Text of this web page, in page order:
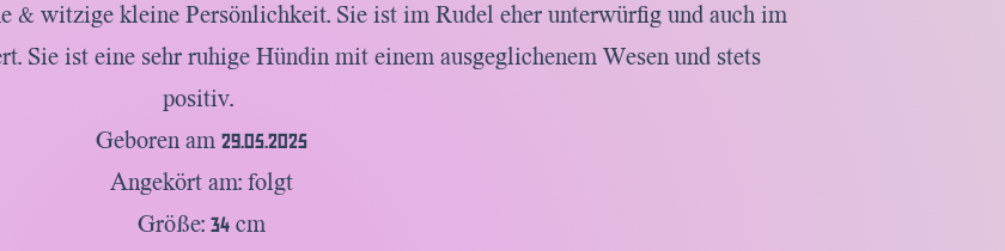
& witzige kleine Persönlichkeit. Sie ist im Rudel eher unterwürfig und auch im
Sie ist eine sehr ruhige Hündin mit einem ausgeglichenem Wesen und stets
positiv.
​Geboren am 29.05.2025
Angekört am: folgt
Größe: 34 cm